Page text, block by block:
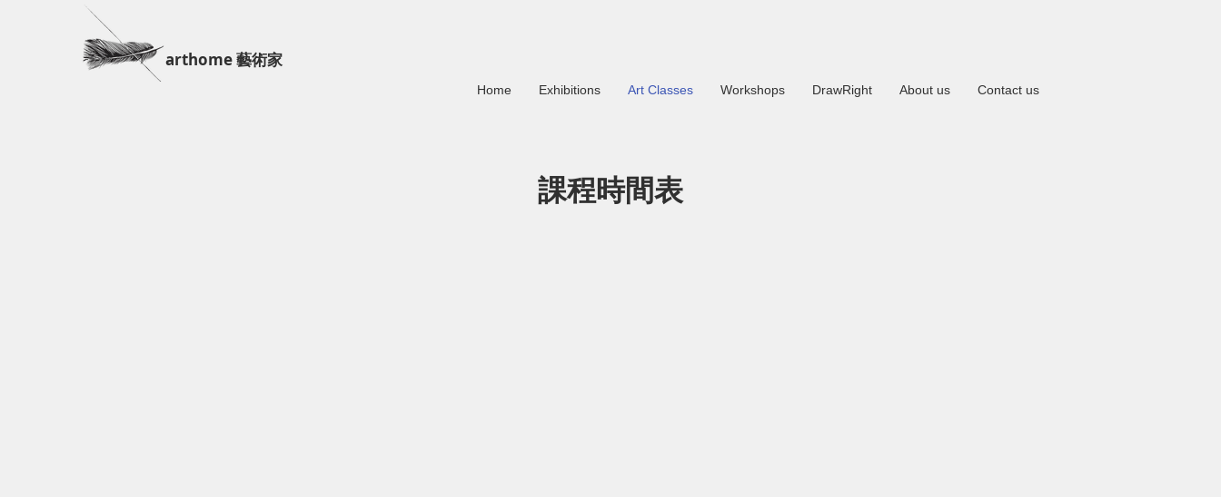
arthome 藝術家
Home Exhibitions Art Classes Workshops DrawRight About us Contact us
課程時間表